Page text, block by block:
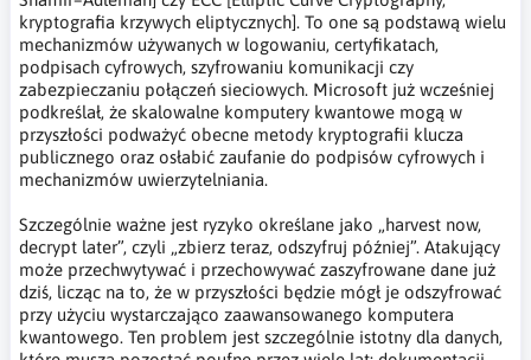
kryptografia krzywych eliptycznych]. To one są podstawą wielu
mechanizmów używanych w logowaniu, certyfikatach,
podpisach cyfrowych, szyfrowaniu komunikacji czy
zabezpieczaniu połączeń sieciowych. Microsoft już wcześniej
podkreślał, że skalowalne komputery kwantowe mogą w
przyszłości podważyć obecne metody kryptografii klucza
publicznego oraz osłabić zaufanie do podpisów cyfrowych i
mechanizmów uwierzytelniania.
Szczególnie ważne jest ryzyko określane jako „harvest now,
decrypt later”, czyli „zbierz teraz, odszyfruj później”. Atakujący
może przechwytywać i przechowywać zaszyfrowane dane już
dziś, licząc na to, że w przyszłości będzie mógł je odszyfrować
przy użyciu wystarczająco zaawansowanego komputera
kwantowego. Ten problem jest szczególnie istotny dla danych,